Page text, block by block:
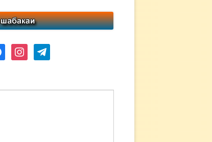
instagramtelegram